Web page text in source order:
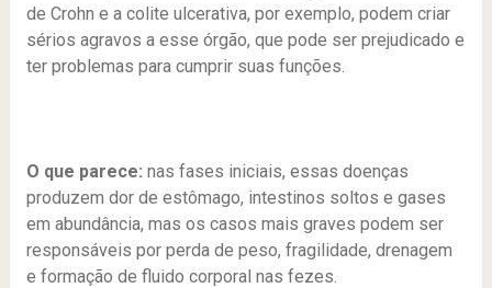
de Crohn e a colite ulcerativa, por exemplo, podem criar
sérios agravos a esse órgão, que pode ser prejudicado e
ter problemas para cumprir suas funções.
O que parece: nas fases iniciais, essas doenças
produzem dor de estômago, intestinos soltos e gases
em abundância, mas os casos mais graves podem ser
responsáveis ​​por perda de peso, fragilidade, drenagem
e formação de fluido corporal nas fezes.